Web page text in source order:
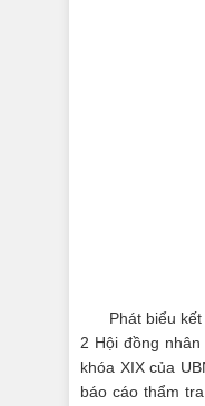
Phát biểu
2 Hội đồng
khóa XIX của
báo cáo thẩm